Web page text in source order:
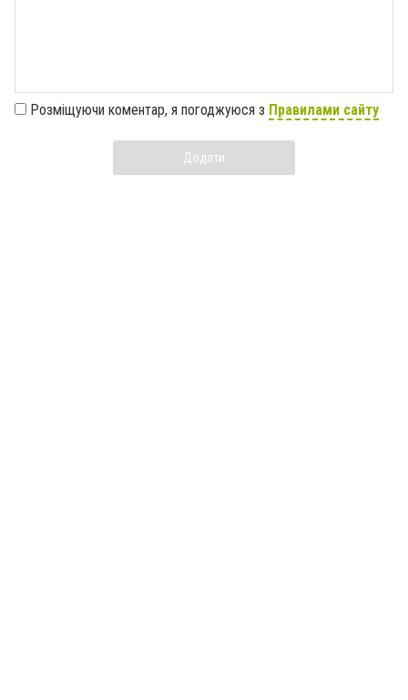
Розміщуючи коментар, я погоджуюся з Правилами сайту
Додати